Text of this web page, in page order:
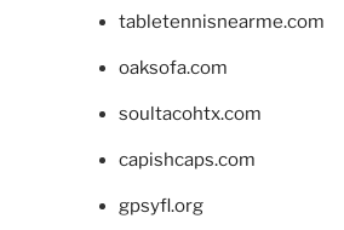
tabletennisnearme.com
oaksofa.com
soultacohtx.com
capishcaps.com
gpsyfl.org